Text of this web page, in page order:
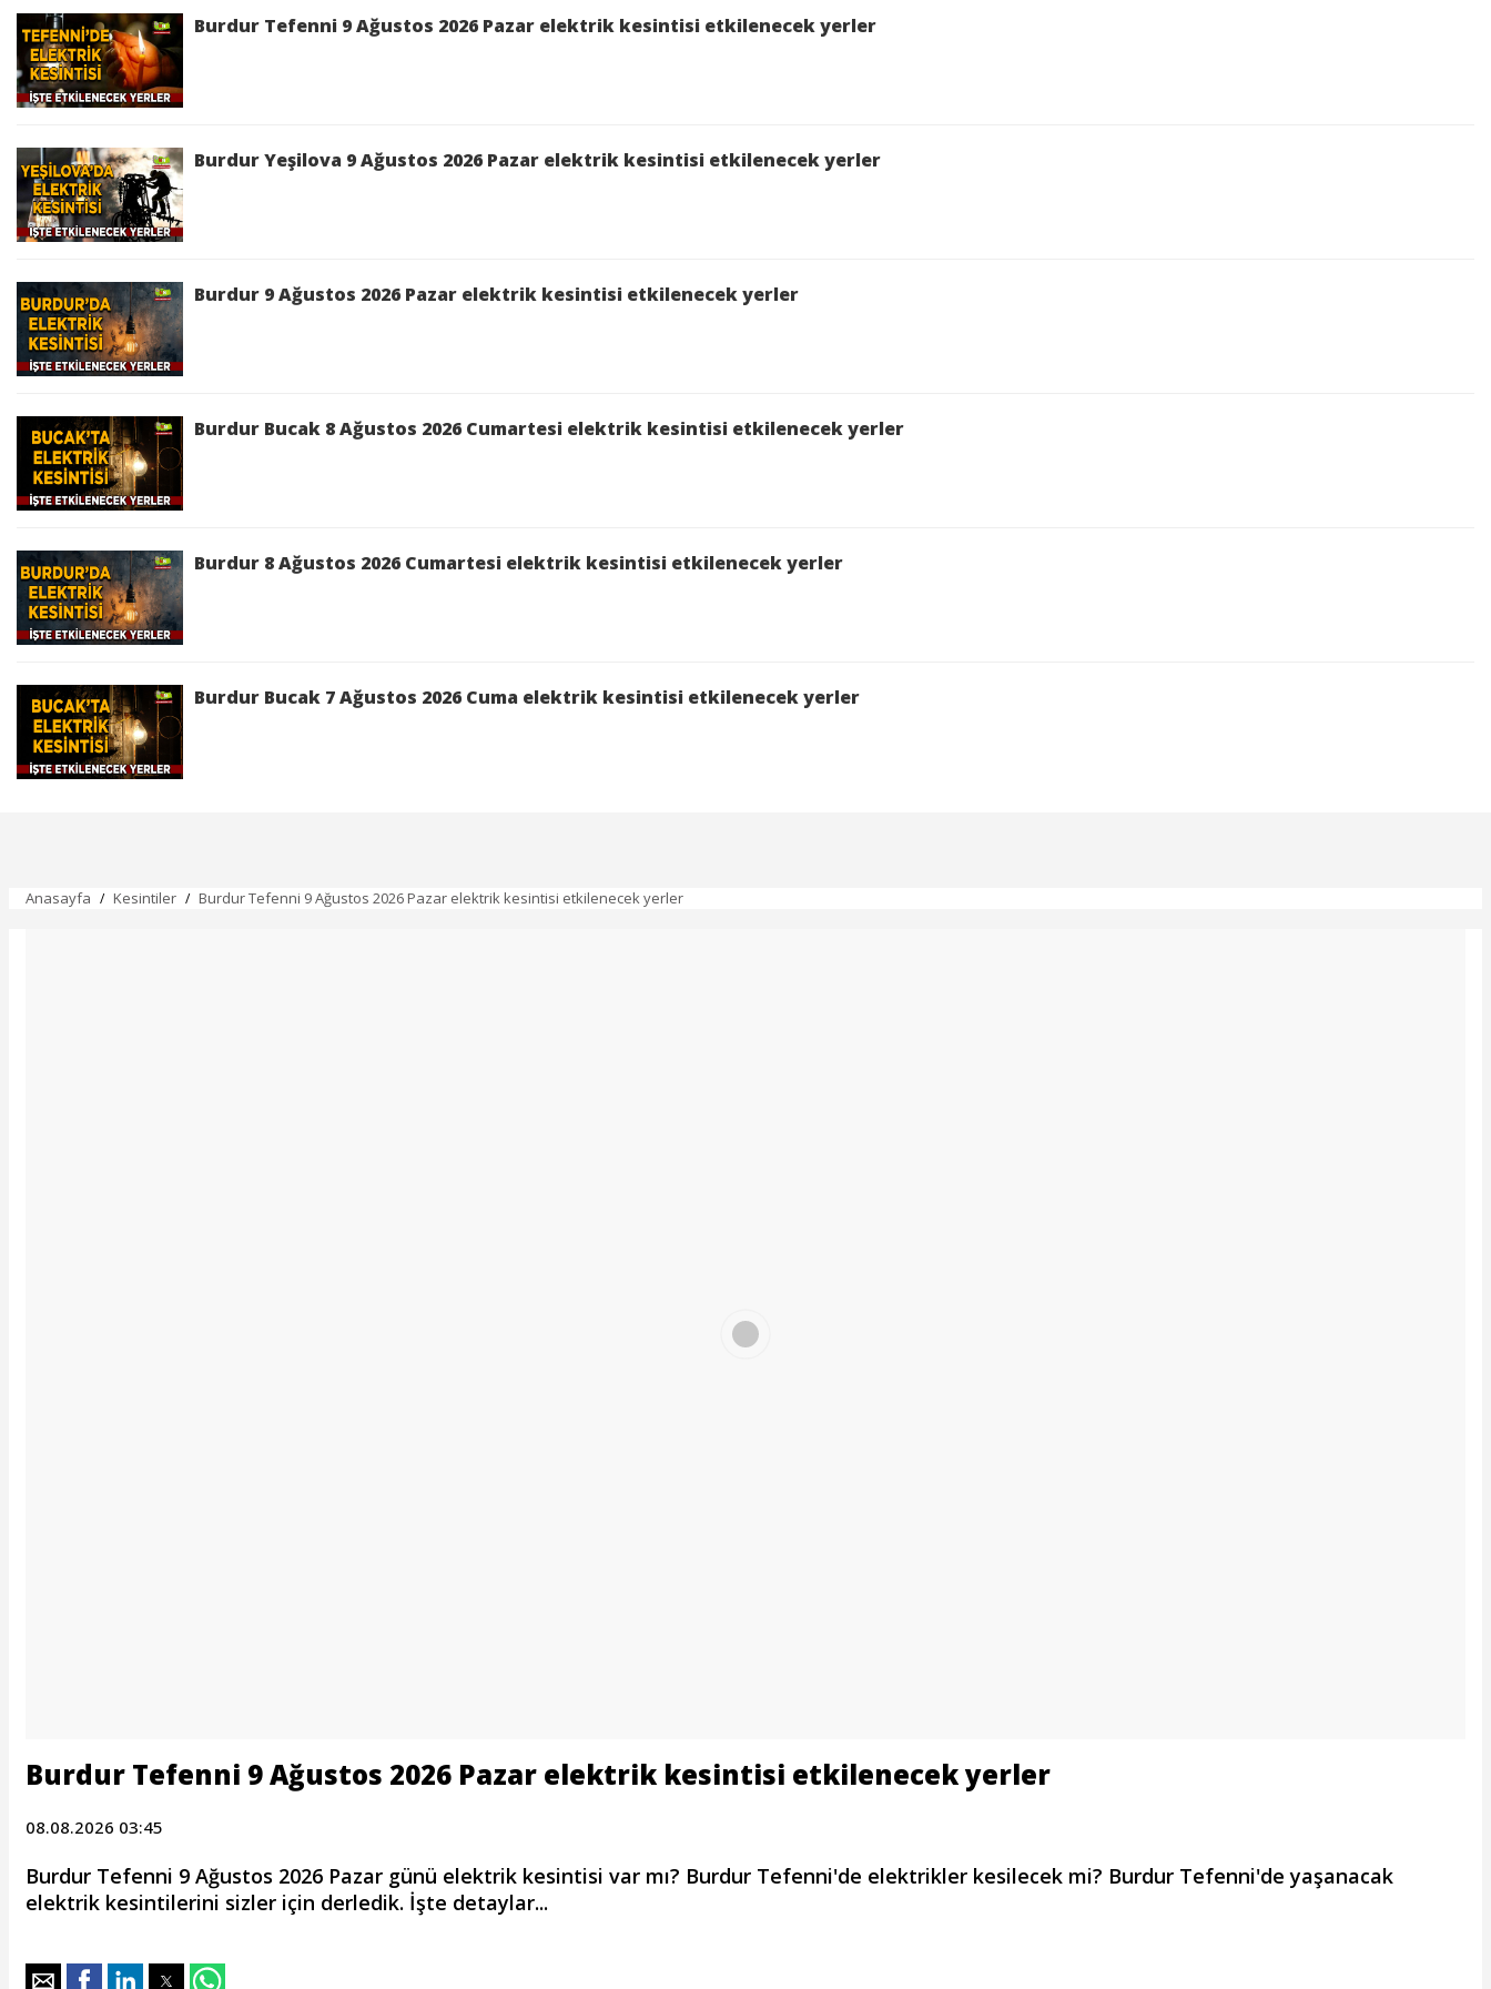
Burdur Tefenni 9 Ağustos 2026 Pazar elektrik kesintisi etkilenecek yerler
Burdur Yeşilova 9 Ağustos 2026 Pazar elektrik kesintisi etkilenecek yerler
Burdur 9 Ağustos 2026 Pazar elektrik kesintisi etkilenecek yerler
Burdur Bucak 8 Ağustos 2026 Cumartesi elektrik kesintisi etkilenecek yerler
Burdur 8 Ağustos 2026 Cumartesi elektrik kesintisi etkilenecek yerler
Burdur Bucak 7 Ağustos 2026 Cuma elektrik kesintisi etkilenecek yerler